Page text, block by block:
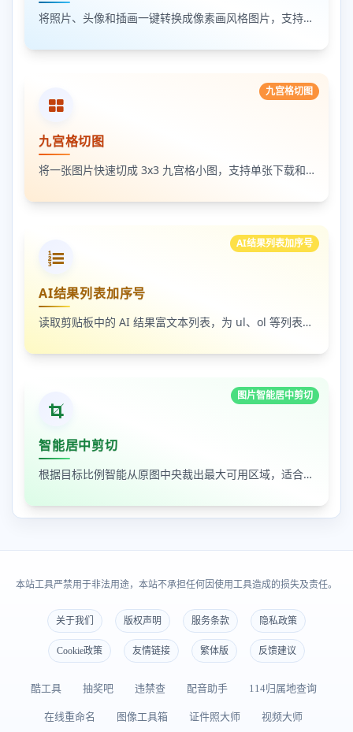
将照片、头像和插画一键转换成像素画风格图片，支持调节像素颗粒度、输出倍率和导出格式
九宫格切图
九宫格切图
将一张图片快速切成 3x3 九宫格小图，支持单张下载和 ZIP 打包下载
AI结果列表加序号
AI结果列表加序号
读取剪贴板中的 AI 结果富文本列表，为 ul、ol 等列表自动补 1-N 序号，支持富文本和纯文本输出
图片智能居中剪切
智能居中剪切
根据目标比例智能从原图中央裁出最大可用区域，适合封面图、缩略图和平台尺寸适配
本站工具严禁用于非法用途，本站不承担任何因使用工具造成的损失及责任。
关于我们 版权声明 服务条款 隐私政策
Cookie政策 友情链接 繁体版 反馈建议
酷工具 抽奖吧 违禁查 配音助手 114归属地查询
在线重命名 图像工具箱 证件照大师 视频大师